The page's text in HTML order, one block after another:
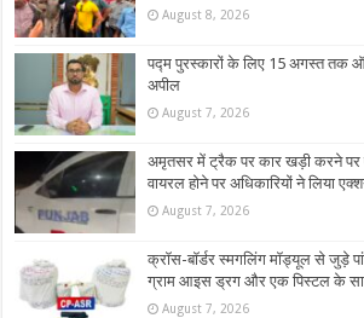
August 8, 2026
पद्म पुरस्कारों के लिए 15 अगस्त तक
अपील
August 7, 2026
अमृतसर में ट्रैक पर कार खड़ी करने पर
वायरल होने पर अधिकारियों ने लिया
August 7, 2026
क्रॉस-बॉर्डर स्मगलिंग मॉड्यूल से जुड़े
ग्राम आइस ड्रग और एक पिस्टल के
August 7, 2026